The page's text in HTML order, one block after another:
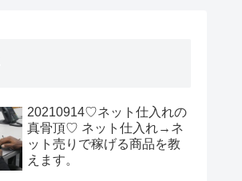
20210914♡ネット仕入れの
真骨頂♡ ネット仕入れ→ネ
ット売りで稼げる商品を教
えます。